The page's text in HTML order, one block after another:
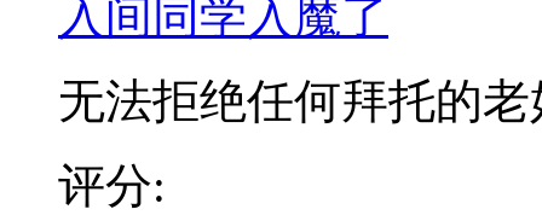
入间同学入魔了
无法拒绝任何拜托的老
评分: